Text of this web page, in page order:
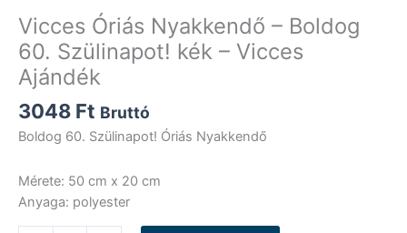
Vicces Óriás Nyakkendő – Boldog
60. Szülinapot! kék – Vicces
Ajándék
3048 Ft Bruttó
Boldog 60. Szülinapot! Óriás Nyakkendő
Mérete: 50 cm x 20 cm
Anyaga: polyester